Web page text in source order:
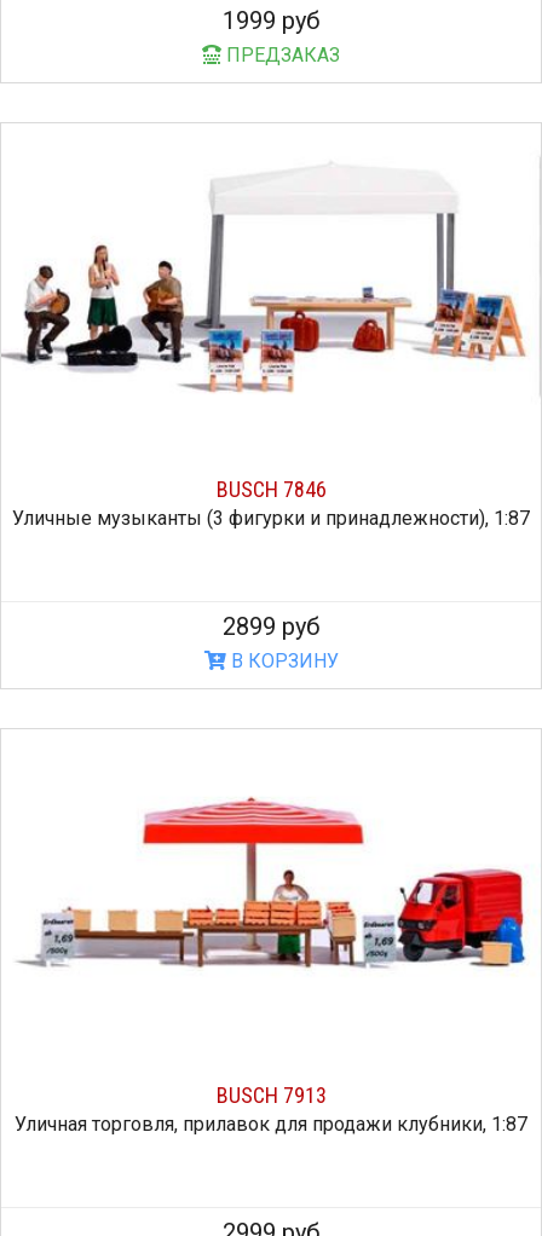
1999 руб
ПРЕДЗАКАЗ
BUSCH 7846
Уличные музыканты (3 фигурки и принадлежности), 1:87
2899 руб
В КОРЗИНУ
BUSCH 7913
Уличная торговля, прилавок для продажи клубники, 1:87